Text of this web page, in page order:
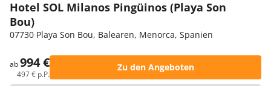
Hotel SOL Milanos Pingüinos (Playa Son
Bou)
07730 Playa Son Bou, Balearen, Menorca, Spanien
ab994 €
497 € p.P.
Zu den Angeboten